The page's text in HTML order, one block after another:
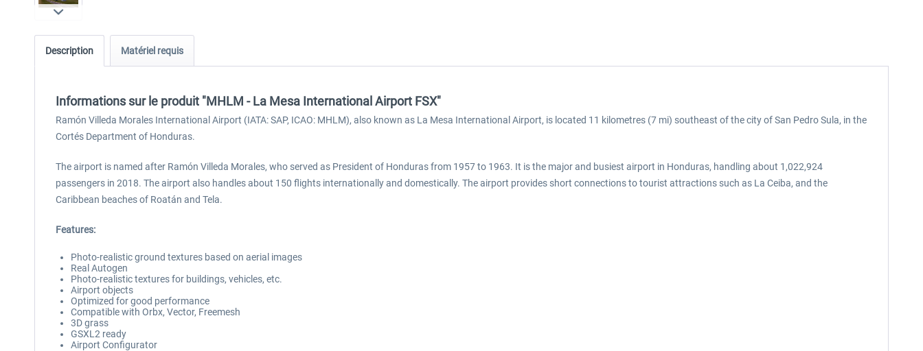
Description Matériel requis
Informations sur le produit "MHLM - La Mesa International Airport FSX"
Ramón Villeda Morales International Airport (IATA: SAP, ICAO: MHLM), also known as La Mesa International Airport, is located 11 kilometres (7 mi) southeast of the city of San Pedro Sula, in the
Cortés Department of Honduras.
The airport is named after Ramón Villeda Morales, who served as President of Honduras from 1957 to 1963. It is the major and busiest airport in Honduras, handling about 1,022,924
passengers in 2018. The airport also handles about 150 flights internationally and domestically. The airport provides short connections to tourist attractions such as La Ceiba, and the
Caribbean beaches of Roatán and Tela.
Features:
Photo-realistic ground textures based on aerial images
Real Autogen
Photo-realistic textures for buildings, vehicles, etc.
Airport objects
Optimized for good performance
Compatible with Orbx, Vector, Freemesh
3D grass
GSXL2 ready
Airport Configurator